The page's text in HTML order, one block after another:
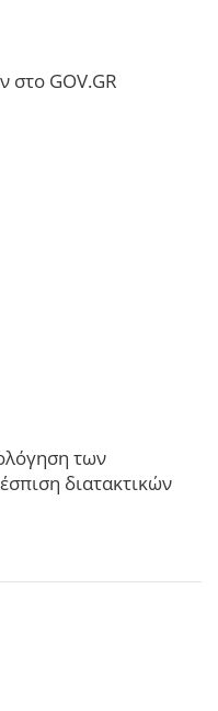
στο GOV.GR
των
διατακτικών